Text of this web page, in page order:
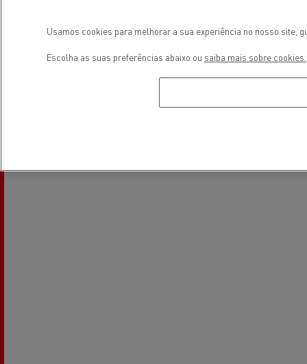
Usamos cookies para melhorar a sua experiência no nosso site,
Escolha as suas preferências abaixo ou saiba mais sobre cookies.